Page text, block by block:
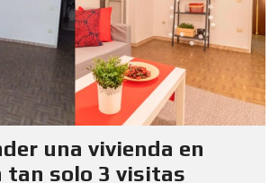
una vivienda en
tan solo 3 visitas